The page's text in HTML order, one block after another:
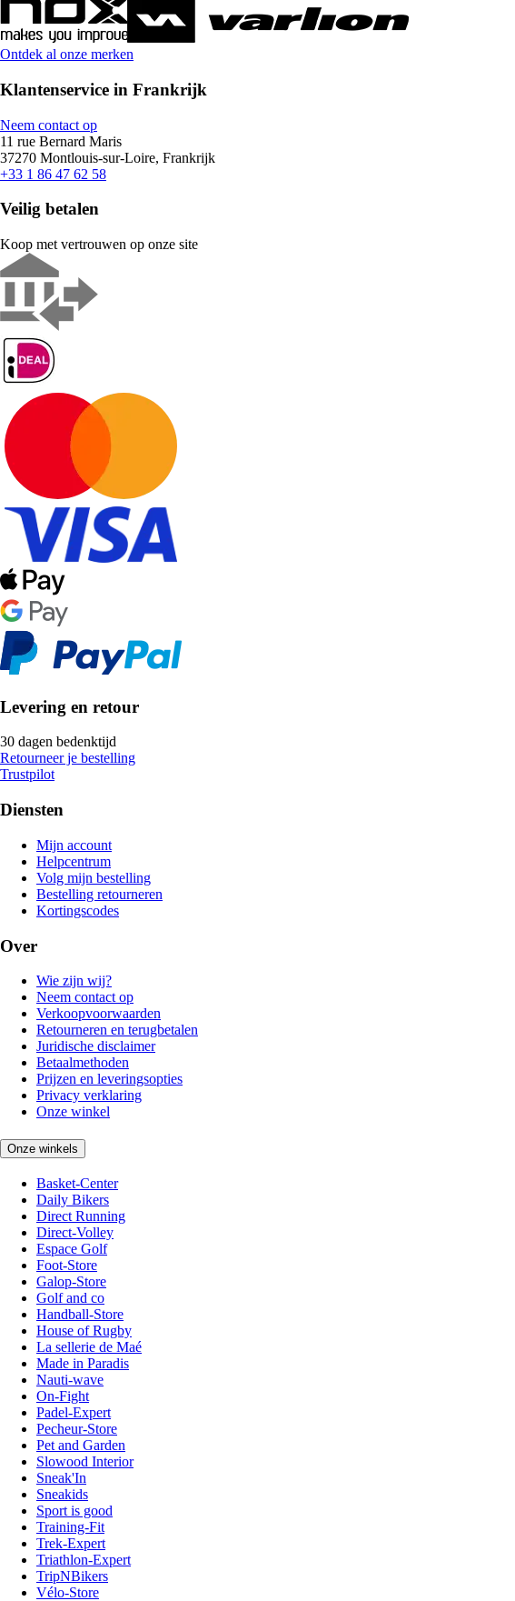
Ontdek al onze merken
Klantenservice in Frankrijk
Neem contact op
11 rue Bernard Maris
37270 Montlouis-sur-Loire, Frankrijk
+33 1 86 47 62 58
Veilig betalen
Koop met vertrouwen op onze site
Levering en retour
30 dagen bedenktijd
Retourneer je bestelling
Trustpilot
Diensten
Mijn account
Helpcentrum
Volg mijn bestelling
Bestelling retourneren
Kortingscodes
Over
Wie zijn wij?
Neem contact op
Verkoopvoorwaarden
Retourneren en terugbetalen
Juridische disclaimer
Betaalmethoden
Prijzen en leveringsopties
Privacy verklaring
Onze winkel
Onze winkels
Basket-Center
Daily Bikers
Direct Running
Direct-Volley
Espace Golf
Foot-Store
Galop-Store
Golf and co
Handball-Store
House of Rugby
La sellerie de Maé
Made in Paradis
Nauti-wave
On-Fight
Padel-Expert
Pecheur-Store
Pet and Garden
Slowood Interior
Sneak'In
Sneakids
Sport is good
Training-Fit
Trek-Expert
Triathlon-Expert
TripNBikers
Vélo-Store